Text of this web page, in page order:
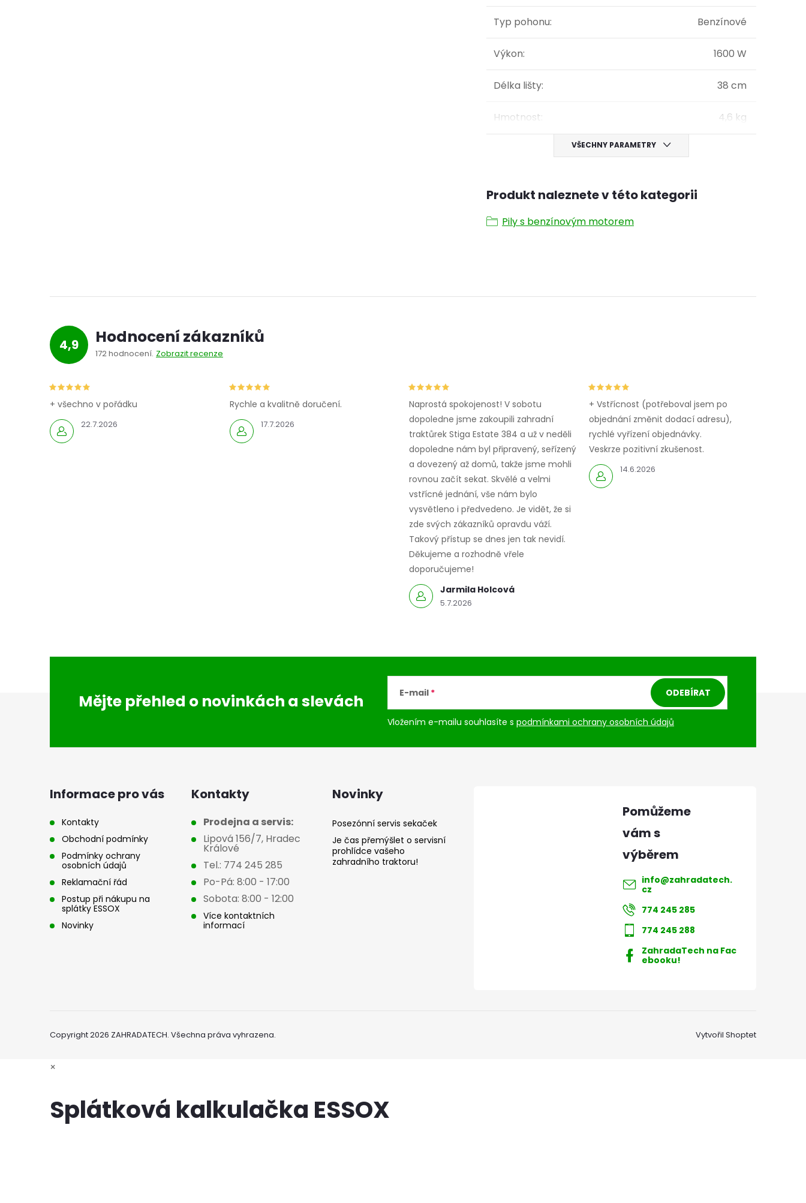
Typ pohonu: Benzínové
Výkon: 1600 W
Délka lišty: 38 cm
Hmotnost: 4,6 kg
VŠECHNY PARAMETRY
Produkt naleznete v této kategorii
Pily s benzínovým motorem
4,9 Hodnocení zákazníků
172 hodnocení Zobrazit recenze
22.7.2026
+ všechno v pořádku
17.7.2026
Rychle a kvalitně doručení.
Jarmila Holcová
5.7.2026
Naprostá spokojenost! V sobotu
dopoledne jsme zakoupili zahradní
traktůrek Stiga Estate 384 a už v neděli
dopoledne nám byl připravený, seřízený
a dovezený až domů, takže jsme mohli
rovnou začít sekat. Skvělé a velmi
vstřícné jednání, vše nám bylo
vysvětleno i předvedeno. Je vidět, že si
zde svých zákazníků opravdu váží.
Takový přístup se dnes jen tak nevidí.
Děkujeme a rozhodně vřele
doporučujeme!
14.6.2026
+ Vstřícnost (potřeboval jsem po
objednání změnit dodací adresu),
rychlé vyřízení objednávky.
Veskrze pozitivní zkušenost.
Mějte přehled o novinkách a slevách E-mail
Vložením e-mailu souhlasíte s podmínkami ochrany osobních údajů
ODEBÍRAT
Informace pro vás
Kontakty
Obchodní podmínky
Podmínky ochrany
osobních údajů
Reklamační řád
Postup při nákupu na
splátky ESSOX
Novinky
Kontakty
Prodejna a servis:
Lipová 156/7, Hradec
Králové
Tel.: 774 245 285
Po-Pá: 8:00 - 17:00
Sobota: 8:00 - 12:00
Více kontaktních
informací
Novinky
Posezónní servis sekaček
Je čas přemýšlet o servisní
prohlídce vašeho
zahradního traktoru!
info@zahradatech.
cz
774 245 285
774 245 288
ZahradaTech na Fac
ebooku!
Vytvořil Shoptet
Copyright 2026 ZAHRADATECH. Všechna práva vyhrazena.
×
Splátková kalkulačka ESSOX